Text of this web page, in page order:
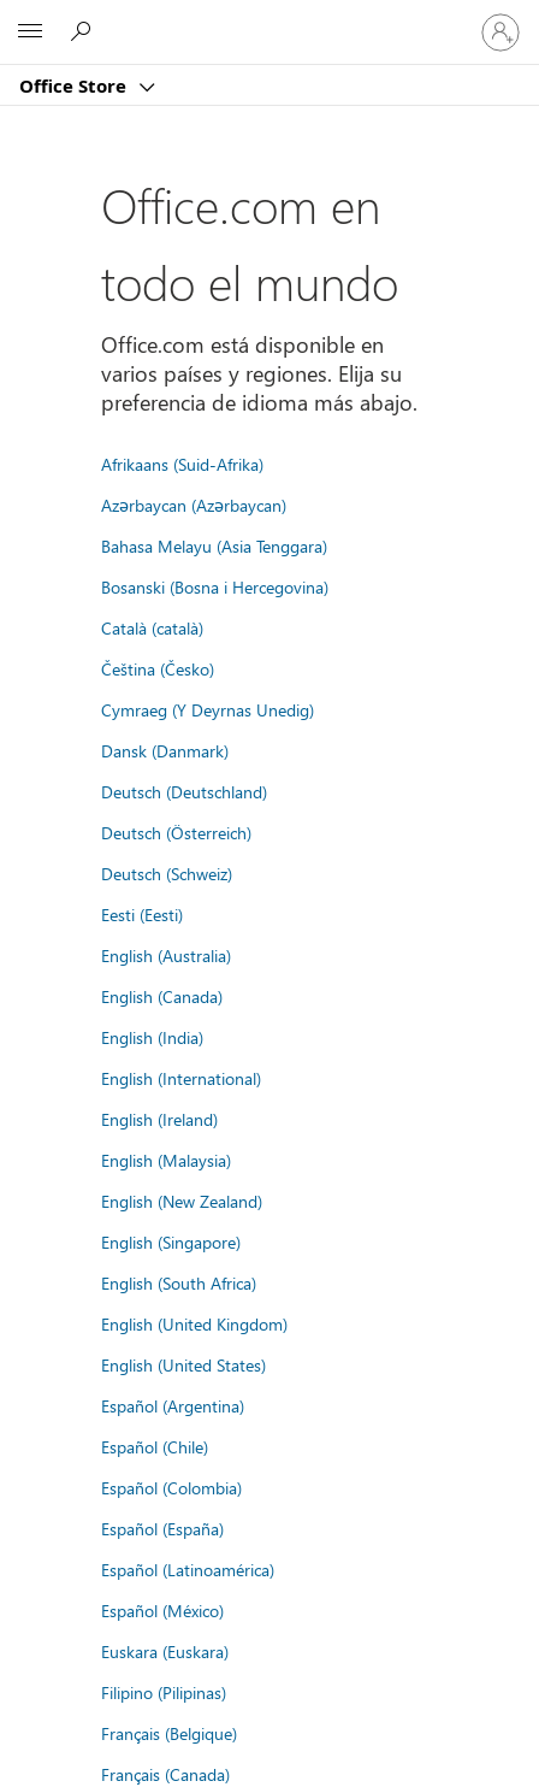
Office Store
Iniciar
sesión
en
cuenta
Office.com en
todo el mundo
Office.com está disponible en
varios países y regiones. Elija su
preferencia de idioma más abajo.
Afrikaans (Suid-Afrika)
Azərbaycan (Azərbaycan)
Bahasa Melayu (Asia Tenggara)
Bosanski (Bosna i Hercegovina)
Català (català)
Čeština (Česko)
Cymraeg (Y Deyrnas Unedig)
Dansk (Danmark)
Deutsch (Deutschland)
Deutsch (Österreich)
Deutsch (Schweiz)
Eesti (Eesti)
English (Australia)
English (Canada)
English (India)
English (International)
English (Ireland)
English (Malaysia)
English (New Zealand)
English (Singapore)
English (South Africa)
English (United Kingdom)
English (United States)
Español (Argentina)
Español (Chile)
Español (Colombia)
Español (España)
Español (Latinoamérica)
Español (México)
Euskara (Euskara)
Filipino (Pilipinas)
Français (Belgique)
Français (Canada)